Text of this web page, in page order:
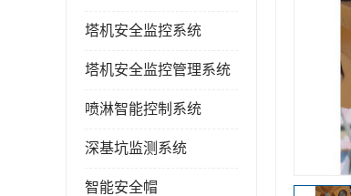
塔机安全监控系统
塔机安全监控管理系统
喷淋智能控制系统
深基坑监测系统
智能安全帽